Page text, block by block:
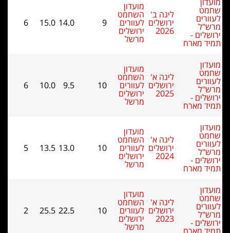
ליגה ב'
ירושלים
2026
מועדון
השחמט
לעוורים
ירושלים
מרשל
9
14.0
15.0
ליגה א'
ירושלים
2025
מועדון
השחמט
לעוורים
ירושלים
מרשל
10
9.5
10.0
ליגה א'
ירושלים
2024
מועדון
השחמט
לעוורים
ירושלים
מרשל
10
13.0
13.5
ליגה א'
ירושלים
2023
מועדון
השחמט
לעוורים
ירושלים
מרשל
10
22.5
25.5